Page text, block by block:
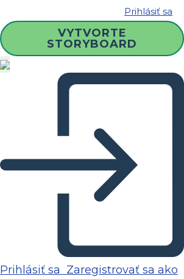
Prihlásiť sa
VYTVORTE
STORYBOARD
Prihlásiť sa Zaregistrovať sa ako